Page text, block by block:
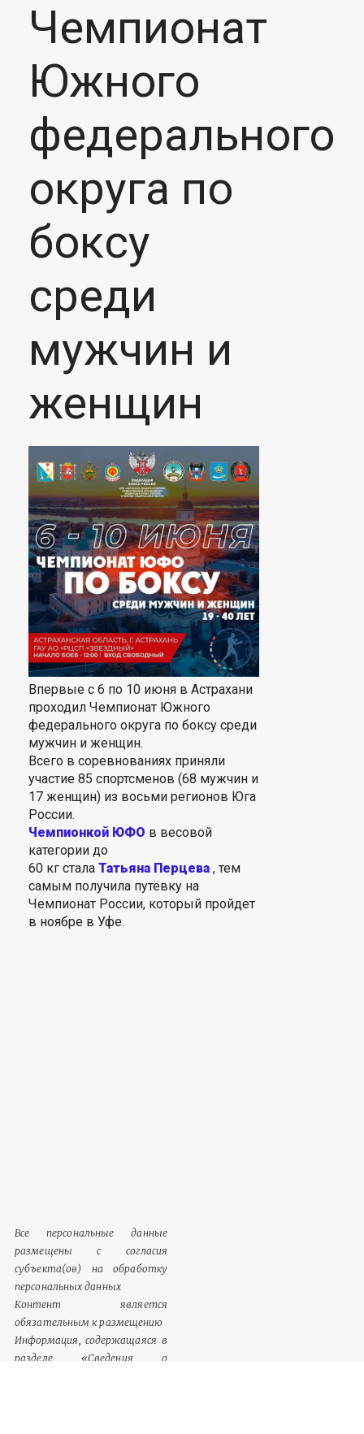
Чемпионат
Южного
федерального
округа по
боксу
среди
мужчин и
женщин
Впервые с 6 по 10 июня в Астрахани
проходил Чемпионат Южного
федерального округа по боксу среди
мужчин и женщин.
Всего в соревнованиях приняли
участие 85 спортсменов (68 мужчин и
17 женщин) из восьми регионов Юга
России.
Чемпионкой ЮФО в весовой
категории до
60 кг стала Татьяна Перцева , тем
самым получила путёвку на
Чемпионат России, который пройдет
в ноябре в Уфе.
Все персональные данные
размещены с согласия
субъекта(ов) на обработку
персональных данных
Контент является
обязательным к размещению
Информация, содержащаяся в
разделе «Сведения о